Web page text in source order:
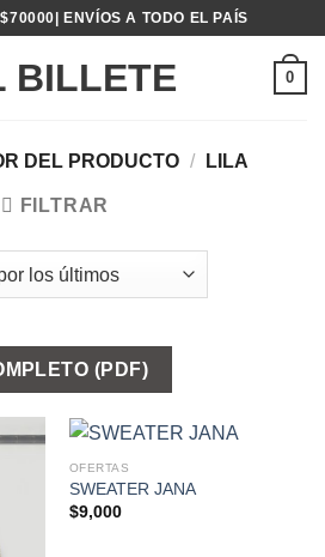
ENVÍOS A TODO EL PAÍS
0
DEL PRODUCTO / LILA
FILTRAR
(PDF)
OFERTAS
SWEATER JANA
$9,000